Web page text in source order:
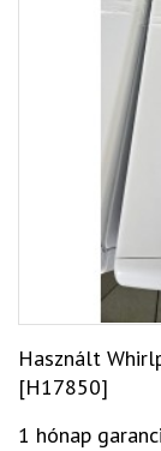
Használt
[H17850]
1 hónap